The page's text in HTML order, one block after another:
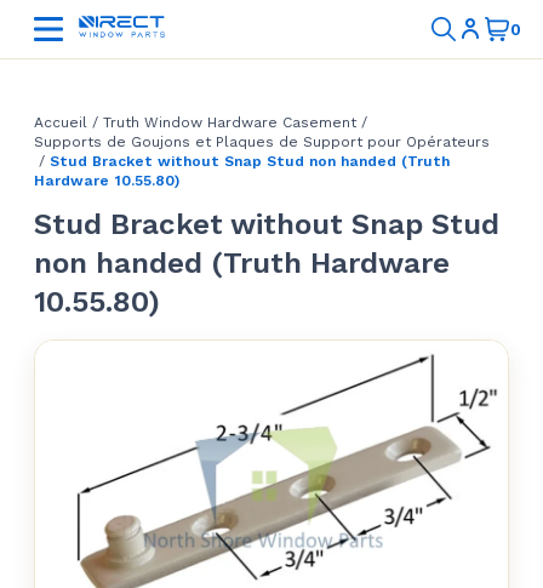
Accueil / Truth Window Hardware Casement/
Supports de Goujons et Plaques de Support pour Opérateurs
/ Stud Bracket without Snap Stud non handed (Truth
Hardware 10.55.80)
Stud Bracket without Snap Stud
non handed (Truth Hardware
10.55.80)